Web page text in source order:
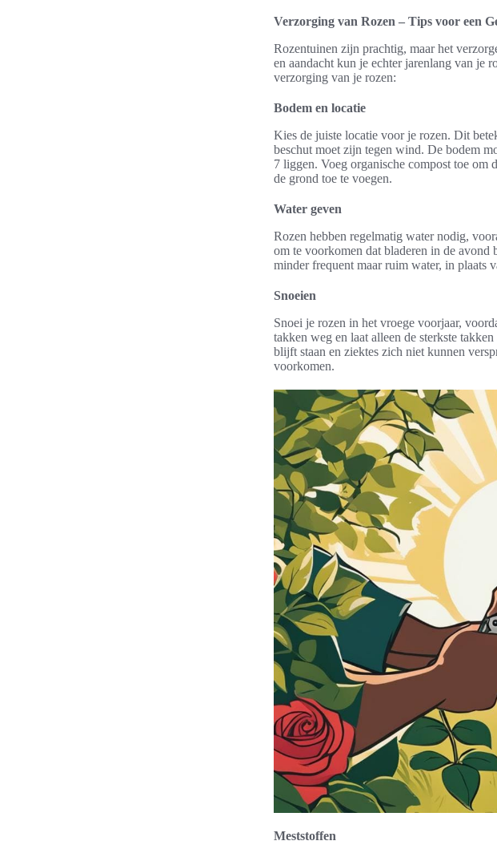
Verzorging van Rozen – Tips voor een
Rozentuinen zijn prachtig, maar het
en aandacht kun je echter jarenlang van je
verzorging van je rozen:
Bodem en locatie
Kies de juiste locatie voor je rozen. Dit
beschut moet zijn tegen wind. De bodem
7 liggen. Voeg organische compost toe om
de grond toe te voegen.
Water geven
Rozen hebben regelmatig water nodig,
om te voorkomen dat bladeren in de
minder frequent maar ruim water, in plaats
Snoeien
Snoei je rozen in het vroege voorjaar,
takken weg en laat alleen de sterkste
blijft staan en ziektes zich niet kunnen
voorkomen.
Meststoffen